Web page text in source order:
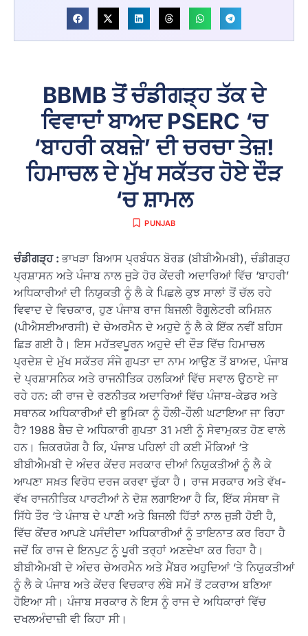
BBMB ਤੋਂ ਚੰਡੀਗੜ੍ਹ ਤੱਕ ਦੇ
ਵਿਵਾਦਾਂ ਬਾਅਦ PSERC ‘ਚ
‘ਬਾਹਰੀ ਕਬਜ਼ੇ’ ਦੀ ਚਰਚਾ ਤੇਜ਼!
ਹਿਮਾਚਲ ਦੇ ਮੁੱਖ ਸਕੱਤਰ ਹੋਏ ਦੌੜ
‘ਚ ਸ਼ਾਮਲ
PUNJAB
ਚੰਡੀਗੜ੍ਹ : ਭਾਖੜਾ ਬਿਆਸ ਪ੍ਰਬੰਧਨ ਬੋਰਡ (ਬੀਬੀਐਮਬੀ), ਚੰਡੀਗੜ੍ਹ
ਪ੍ਰਸ਼ਾਸਨ ਅਤੇ ਪੰਜਾਬ ਨਾਲ ਜੁੜੇ ਹੋਰ ਕੇਂਦਰੀ ਅਦਾਰਿਆਂ ਵਿੱਚ ‘ਬਾਹਰੀ’
ਅਧਿਕਾਰੀਆਂ ਦੀ ਨਿਯੁਕਤੀ ਨੂੰ ਲੈ ਕੇ ਪਿਛਲੇ ਕੁਝ ਸਾਲਾਂ ਤੋਂ ਚੱਲ ਰਹੇ
ਵਿਵਾਦ ਦੇ ਵਿਚਕਾਰ, ਹੁਣ ਪੰਜਾਬ ਰਾਜ ਬਿਜਲੀ ਰੈਗੂਲੇਟਰੀ ਕਮਿਸ਼ਨ
(ਪੀਐਸਈਆਰਸੀ) ਦੇ ਚੇਅਰਮੈਨ ਦੇ ਅਹੁਦੇ ਨੂੰ ਲੈ ਕੇ ਇੱਕ ਨਵੀਂ ਬਹਿਸ
ਛਿੜ ਗਈ ਹੈ। ਇਸ ਮਹੱਤਵਪੂਰਨ ਅਹੁਦੇ ਦੀ ਦੌੜ ਵਿੱਚ ਹਿਮਾਚਲ
ਪ੍ਰਦੇਸ਼ ਦੇ ਮੁੱਖ ਸਕੱਤਰ ਸੰਜੇ ਗੁਪਤਾ ਦਾ ਨਾਮ ਆਉਣ ਤੋਂ ਬਾਅਦ, ਪੰਜਾਬ
ਦੇ ਪ੍ਰਸ਼ਾਸਨਿਕ ਅਤੇ ਰਾਜਨੀਤਿਕ ਹਲਕਿਆਂ ਵਿੱਚ ਸਵਾਲ ਉਠਾਏ ਜਾ
ਰਹੇ ਹਨ: ਕੀ ਰਾਜ ਦੇ ਰਣਨੀਤਕ ਅਦਾਰਿਆਂ ਵਿੱਚ ਪੰਜਾਬ-ਕੇਡਰ ਅਤੇ
ਸਥਾਨਕ ਅਧਿਕਾਰੀਆਂ ਦੀ ਭੂਮਿਕਾ ਨੂੰ ਹੌਲੀ-ਹੌਲੀ ਘਟਾਇਆ ਜਾ ਰਿਹਾ
ਹੈ? 1988 ਬੈਚ ਦੇ ਅਧਿਕਾਰੀ ਗੁਪਤਾ 31 ਮਈ ਨੂੰ ਸੇਵਾਮੁਕਤ ਹੋਣ ਵਾਲੇ
ਹਨ। ਜ਼ਿਕਰਯੋਗ ਹੈ ਕਿ, ਪੰਜਾਬ ਪਹਿਲਾਂ ਹੀ ਕਈ ਮੌਕਿਆਂ ‘ਤੇ
ਬੀਬੀਐਮਬੀ ਦੇ ਅੰਦਰ ਕੇਂਦਰ ਸਰਕਾਰ ਦੀਆਂ ਨਿਯੁਕਤੀਆਂ ਨੂੰ ਲੈ ਕੇ
ਆਪਣਾ ਸਖ਼ਤ ਵਿਰੋਧ ਦਰਜ ਕਰਵਾ ਚੁੱਕਾ ਹੈ। ਰਾਜ ਸਰਕਾਰ ਅਤੇ ਵੱਖ-
ਵੱਖ ਰਾਜਨੀਤਿਕ ਪਾਰਟੀਆਂ ਨੇ ਦੋਸ਼ ਲਗਾਇਆ ਹੈ ਕਿ, ਇੱਕ ਸੰਸਥਾ ਜੋ
ਸਿੱਧੇ ਤੌਰ ‘ਤੇ ਪੰਜਾਬ ਦੇ ਪਾਣੀ ਅਤੇ ਬਿਜਲੀ ਹਿੱਤਾਂ ਨਾਲ ਜੁੜੀ ਹੋਈ ਹੈ,
ਵਿੱਚ ਕੇਂਦਰ ਆਪਣੇ ਪਸੰਦੀਦਾ ਅਧਿਕਾਰੀਆਂ ਨੂੰ ਤਾਇਨਾਤ ਕਰ ਰਿਹਾ ਹੈ
ਜਦੋਂ ਕਿ ਰਾਜ ਦੇ ਇਨਪੁਟ ਨੂੰ ਪੂਰੀ ਤਰ੍ਹਾਂ ਅਣਦੇਖਾ ਕਰ ਰਿਹਾ ਹੈ।
ਬੀਬੀਐਮਬੀ ਦੇ ਅੰਦਰ ਚੇਅਰਮੈਨ ਅਤੇ ਮੈਂਬਰ ਅਹੁਦਿਆਂ ‘ਤੇ ਨਿਯੁਕਤੀਆਂ
ਨੂੰ ਲੈ ਕੇ ਪੰਜਾਬ ਅਤੇ ਕੇਂਦਰ ਵਿਚਕਾਰ ਲੰਬੇ ਸਮੇਂ ਤੋਂ ਟਕਰਾਅ ਬਣਿਆ
ਹੋਇਆ ਸੀ। ਪੰਜਾਬ ਸਰਕਾਰ ਨੇ ਇਸ ਨੂੰ ਰਾਜ ਦੇ ਅਧਿਕਾਰਾਂ ਵਿੱਚ
ਦਖਲਅੰਦਾਜ਼ੀ ਵੀ ਕਿਹਾ ਸੀ।